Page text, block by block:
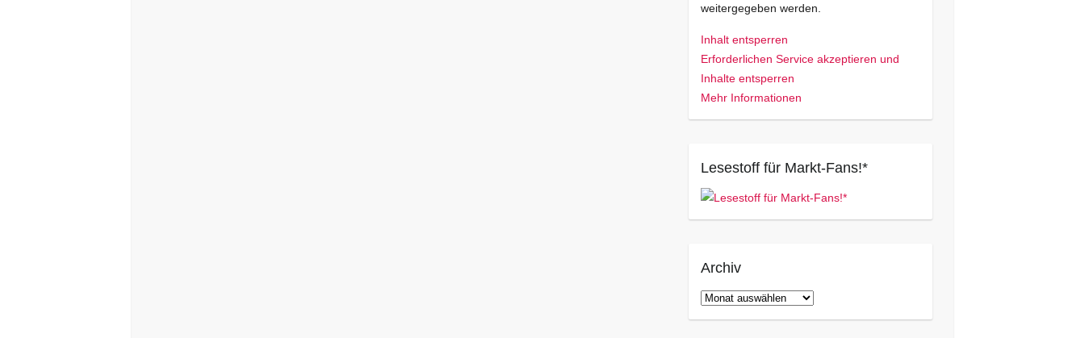
weitergegeben werden.
Inhalt entsperren
Erforderlichen Service akzeptieren und
Inhalte entsperren
Mehr Informationen
Lesestoff für Markt-Fans!*
Archiv
Archiv